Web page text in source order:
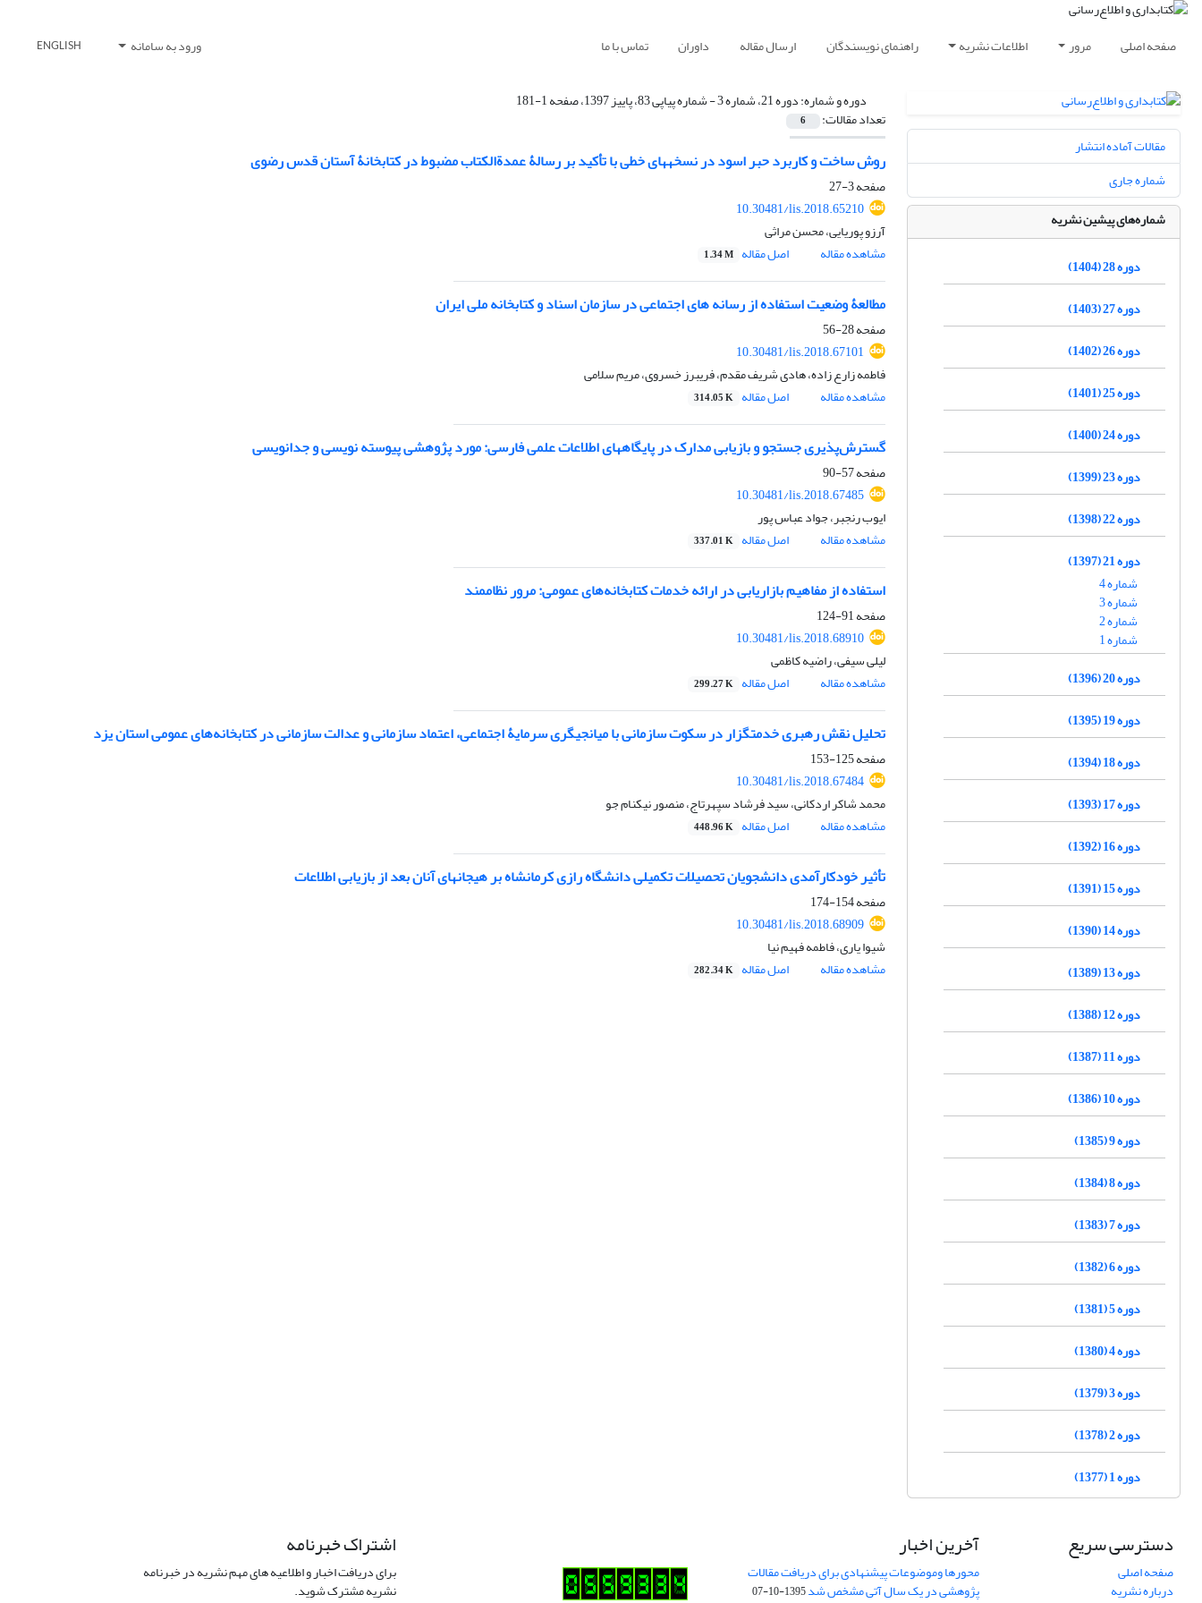
صفحه اصلی مرور اطلاعات نشریه راهنمای نویسندگان ارسال مقاله داوران تماس با ما ورود به سامانه ENGLISH
دوره و شماره:دوره 21، شماره 3 - شماره پیاپی 83، پاییز 1397، صفحه 1-181
تعداد مقالات: 6
روش ساخت و کاربرد حبر اسود در نسخه‎های خطی با تأکید بر رسالۀ عمدة‌الکتاب مضبوط در کتابخانۀ آستان قدس رضوی
صفحه3-27
10.30481/lis.2018.65210
آرزو پوریایی، محسن مراثی
مشاهده مقاله
اصل مقاله 1.34 M
مطالعۀ وضعیت استفاده از رسانه‏ های اجتماعی در سازمان اسناد و کتابخانه ملی ایران
صفحه28-56
10.30481/lis.2018.67101
فاطمه زارع زاده، هادی شریف مقدم، فریبرز خسروی، مریم سلامی
مشاهده مقاله
اصل مقاله 314.05 K
گسترش‌پذیری جستجو و بازیابی مدارک در پایگاه‏های اطلاعات علمی فارسی: مورد پژوهشی پیوسته‏ نویسی و جدانویسی
صفحه57-90
10.30481/lis.2018.67485
ایوب رنجبر، جواد عباس پور
مشاهده مقاله
اصل مقاله 337.01 K
استفاده از مفاهیم بازاریابی در ارائه خدمات کتابخانه‌های عمومی: مرور نظام‎مند
صفحه91-124
10.30481/lis.2018.68910
لیلی سیفی، راضیه کاظمی
مشاهده مقاله
اصل مقاله 299.27 K
تحلیل نقش رهبری خدمتگزار در سکوت سازمانی با میانجیگری سرمایۀ اجتماعی، اعتماد سازمانی و عدالت سازمانی در کتابخانه‌های عمومی استان یزد
صفحه125-153
10.30481/lis.2018.67484
محمد شاکر اردکانی، سید فرشاد سپهرتاج، منصور نیکنام جو
مشاهده مقاله
اصل مقاله 448.96 K
تأثیر خودکارآمدی دانشجویان تحصیلات تکمیلی دانشگاه رازی کرمانشاه بر هیجان‏های آنان بعد از بازیابی اطلاعات
صفحه154-174
10.30481/lis.2018.68909
شیوا یاری، فاطمه فهیم نیا
مشاهده مقاله
اصل مقاله 282.34 K
مقالات آماده انتشار
شماره جاری
شماره‌های پیشین نشریه
دوره 28 (1404)
دوره 27 (1403)
دوره 26 (1402)
دوره 25 (1401)
دوره 24 (1400)
دوره 23 (1399)
دوره 22 (1398)
دوره 21 (1397)
شماره 4
شماره 3
شماره 2
شماره 1
دوره 20 (1396)
دوره 19 (1395)
دوره 18 (1394)
دوره 17 (1393)
دوره 16 (1392)
دوره 15 (1391)
دوره 14 (1390)
دوره 13 (1389)
دوره 12 (1388)
دوره 11 (1387)
دوره 10 (1386)
دوره 9 (1385)
دوره 8 (1384)
دوره 7 (1383)
دوره 6 (1382)
دوره 5 (1381)
دوره 4 (1380)
دوره 3 (1379)
دوره 2 (1378)
دوره 1 (1377)
دسترسی سریع
صفحه اصلی
درباره نشریه
آخرین اخبار
محورها وموضوعات پیشنهادی برای دریافت مقالات
پژوهشی در یک سال آتی مشخص شد1395-10-07
اشتراک خبرنامه
برای دریافت اخبار و اطلاعیه های مهم نشریه در خبرنامه
نشریه مشترک شوید.